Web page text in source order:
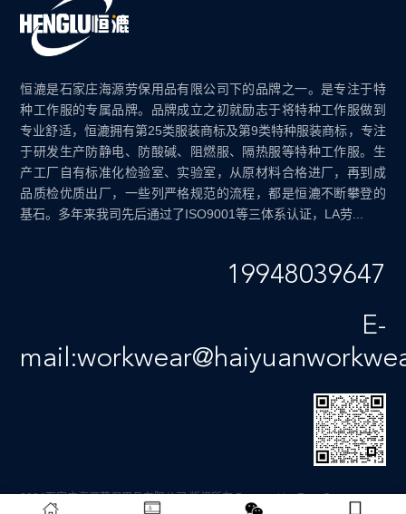
恒漉是石家庄海源劳保用品有限公司下的品牌之一。是专注于特
种工作服的专属品牌。品牌成立之初就励志于将特种工作服做到
专业舒适，恒漉拥有第25类服装商标及第9类特种服装商标，专注
于研发生产防静电、防酸碱、阻燃服、隔热服等特种工作服。生
产工厂自有标准化检验室、实验室，从原材料合格进厂，再到成
品质检优质出厂，一些列严格规范的流程，都是恒漉不断攀登的
基石。多年来我司先后通过了ISO9001等三体系认证，LA劳...
19948039647
E-
2024石家庄海源劳保用品有限公司 版权所有Powered by EyouCms